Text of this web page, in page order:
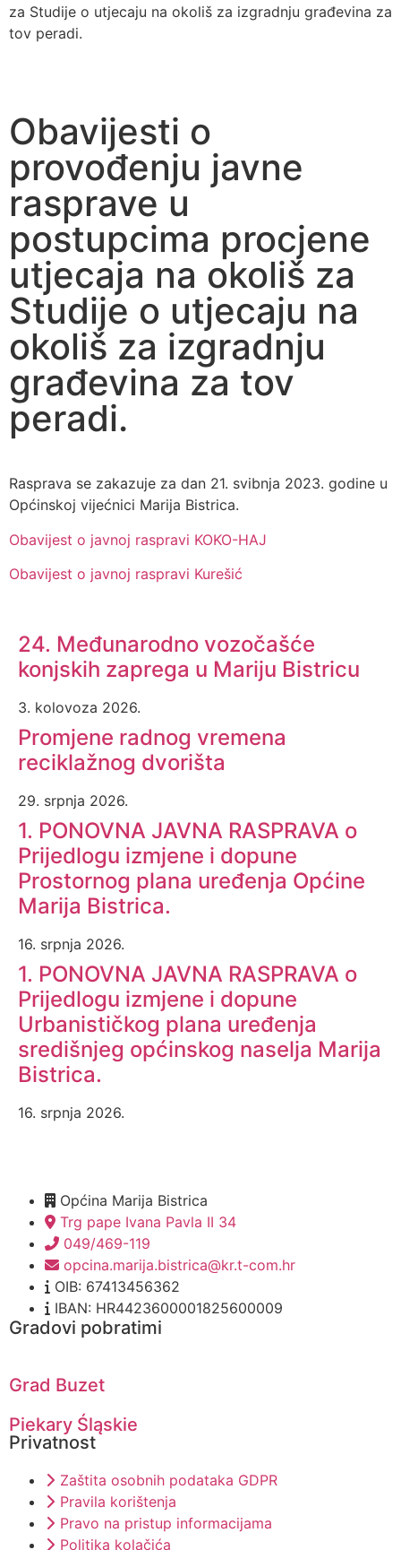
za Studije o utjecaju na okoliš za izgradnju građevina za
tov peradi.
Obavijesti o
provođenju javne
rasprave u
postupcima procjene
utjecaja na okoliš za
Studije o utjecaju na
okoliš za izgradnju
građevina za tov
peradi.
Rasprava se zakazuje za dan 21. svibnja 2023. godine u
Općinskoj vijećnici Marija Bistrica.
Obavijest o javnoj raspravi KOKO-HAJ
Obavijest o javnoj raspravi Kurešić
24. Međunarodno vozočašće
konjskih zaprega u Mariju Bistricu
3. kolovoza 2026.
Promjene radnog vremena
reciklažnog dvorišta
29. srpnja 2026.
1. PONOVNA JAVNA RASPRAVA o
Prijedlogu izmjene i dopune
Prostornog plana uređenja Općine
Marija Bistrica.
16. srpnja 2026.
1. PONOVNA JAVNA RASPRAVA o
Prijedlogu izmjene i dopune
Urbanističkog plana uređenja
središnjeg općinskog naselja Marija
Bistrica.
16. srpnja 2026.
Općina Marija Bistrica
Trg pape Ivana Pavla II 34
049/469-119
opcina.marija.bistrica@kr.t-com.hr
OIB: 67413456362
IBAN: HR4423600001825600009
Gradovi pobratimi
Grad Buzet
Piekary Śląskie
Privatnost
Zaštita osobnih podataka GDPR
Pravila korištenja
Pravo na pristup informacijama
Politika kolačića